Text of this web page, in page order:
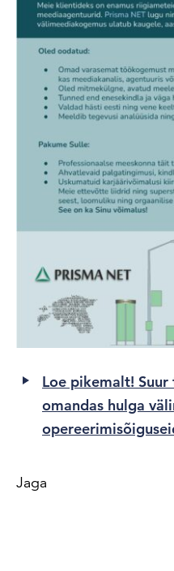
Loe pikemalt! Suur
omandas hulga
Jaga